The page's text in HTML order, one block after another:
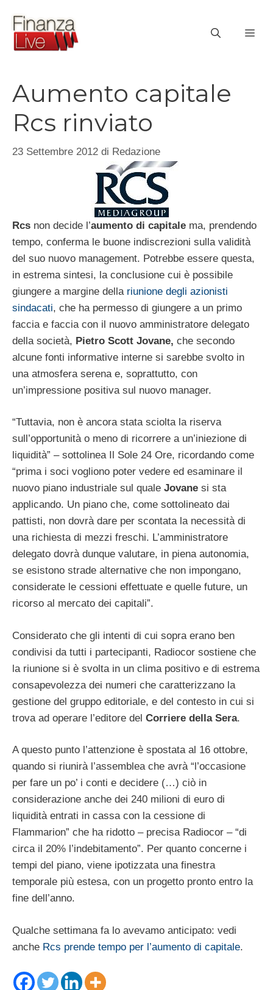
contenuto
Aumento capitale
Rcs rinviato
23 Settembre 2012 di Redazione
Rcs non decide l’aumento di capitale ma, prendendo
tempo, conferma le buone indiscrezioni sulla validità
del suo nuovo management. Potrebbe essere questa,
in estrema sintesi, la conclusione cui è possibile
giungere a margine dellariunione degli azionisti
sindacati, che ha permesso di giungere a un primo
faccia e faccia con il nuovo amministratore delegato
della società, Pietro Scott Jovane, che secondo
alcune fonti informative interne si sarebbe svolto in
una atmosfera serena e, soprattutto, con
un’impressione positiva sul nuovo manager.
“Tuttavia, non è ancora stata sciolta la riserva
sull’opportunità o meno di ricorrere a un’iniezione di
liquidità” – sottolinea Il Sole 24 Ore, ricordando come
“prima i soci vogliono poter vedere ed esaminare il
nuovo piano industriale sul quale Jovane si sta
applicando. Un piano che, come sottolineato dai
pattisti, non dovrà dare per scontata la necessità di
una richiesta di mezzi freschi. L’amministratore
delegato dovrà dunque valutare, in piena autonomia,
se esistono strade alternative che non impongano,
considerate le cessioni effettuate e quelle future, un
ricorso al mercato dei capitali”.
Considerato che gli intenti di cui sopra erano ben
condivisi da tutti i partecipanti, Radiocor sostiene che
la riunione si è svolta in un clima positivo e di estrema
consapevolezza dei numeri che caratterizzano la
gestione del gruppo editoriale, e del contesto in cui si
trova ad operare l’editore del Corriere della Sera.
A questo punto l’attenzione è spostata al 16 ottobre,
quando si riunirà l’assemblea che avrà “l’occasione
per fare un po’ i conti e decidere (…) ciò in
considerazione anche dei 240 milioni di euro di
liquidità entrati in cassa con la cessione di
Flammarion” che ha ridotto – precisa Radiocor – “di
circa il 20% l’indebitamento”. Per quanto concerne i
tempi del piano, viene ipotizzata una finestra
temporale più estesa, con un progetto pronto entro la
fine dell’anno.
Qualche settimana fa lo avevamo anticipato: vedi
anche Rcs prende tempo per l’aumento di capitale.